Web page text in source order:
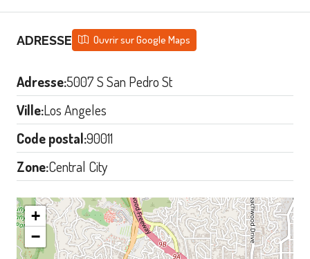
ADRESSE Ouvrir sur Google Maps
Adresse:5007 S San Pedro St
Ville:Los Angeles
Code postal:90011
Zone:Central City
+
−